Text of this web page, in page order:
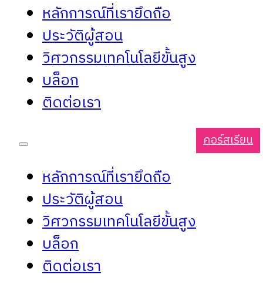
หลักการณ์ที่เรายึดถือ
ประวัติผู้สอน
วิศวกรรมเทคโนโลยีขั้นสูง
บล็อก
ติดต่อเรา
หลักการณ์ที่เรายึดถือ
ประวัติผู้สอน
วิศวกรรมเทคโนโลยีขั้นสูง
บล็อก
ติดต่อเรา
คอร์สเรียน